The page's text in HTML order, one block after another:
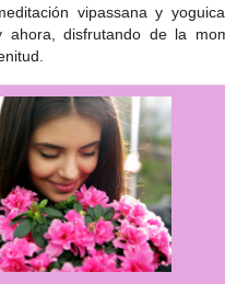
vipassana y
ahora, disfrutando de la